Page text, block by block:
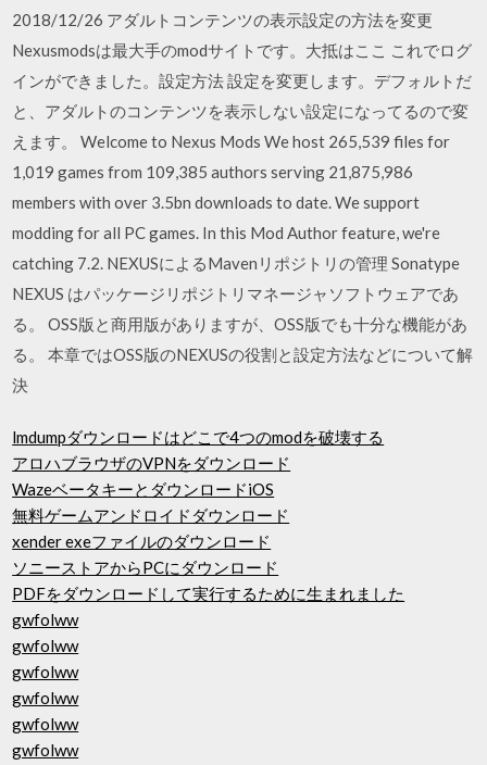
2018/12/26 アダルトコンテンツの表示設定の方法を変更
Nexusmodsは最大手のmodサイトです。大抵はここ これでログ
インができました。設定方法 設定を変更します。デフォルトだ
と、アダルトのコンテンツを表示しない設定になってるので変
えます。 Welcome to Nexus Mods We host 265,539 files for
1,019 games from 109,385 authors serving 21,875,986
members with over 3.5bn downloads to date. We support
modding for all PC games. In this Mod Author feature, we're
catching 7.2. NEXUSによるMavenリポジトリの管理 Sonatype
NEXUS はパッケージリポジトリマネージャソフトウェアであ
る。 OSS版と商用版がありますが、OSS版でも十分な機能があ
る。 本章ではOSS版のNEXUSの役割と設定方法などについて解
決
lmdumpダウンロードはどこで4つのmodを破壊する
アロハブラウザのVPNをダウンロード
WazeベータキーとダウンロードiOS
無料ゲームアンドロイドダウンロード
xender exeファイルのダウンロード
ソニーストアからPCにダウンロード
PDFをダウンロードして実行するために生まれました
gwfolww
gwfolww
gwfolww
gwfolww
gwfolww
gwfolww